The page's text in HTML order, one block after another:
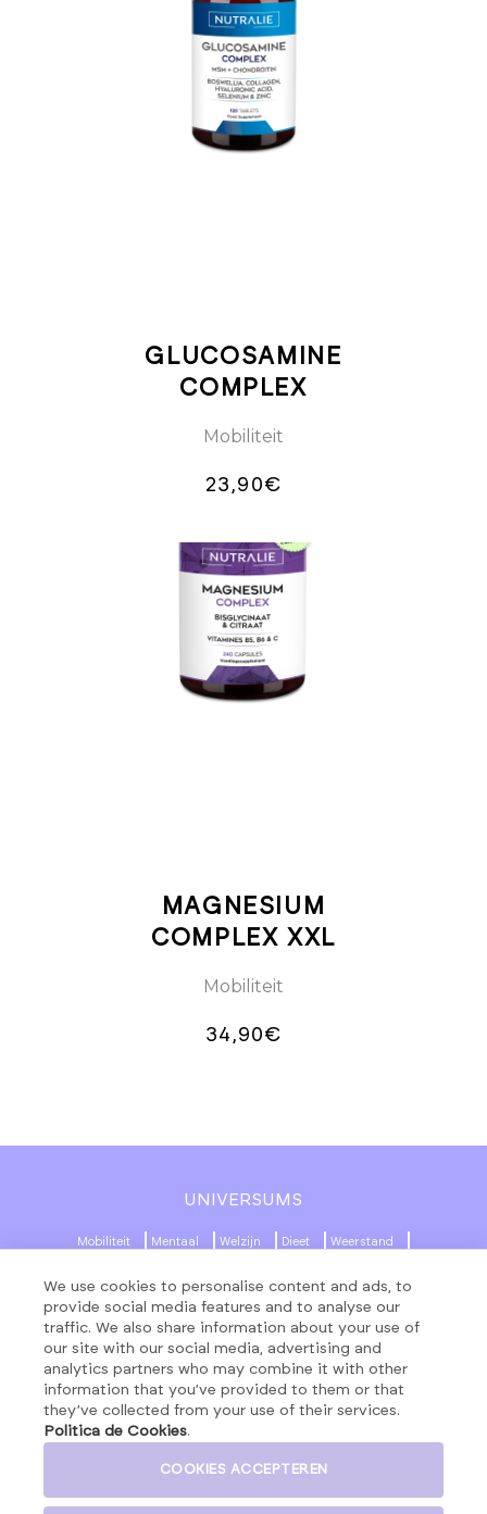
We use cookies to personalise content and ads, to
provide social media features and to analyse our
traffic. We also share information about your use of
our site with our social media, advertising and
analytics partners who may combine it with other
information that you’ve provided to them or that
they’ve collected from your use of their services.
Politica de Cookies.
COOKIES ACCEPTEREN
TOEVOEGEN
AAN
WINKELWAGEN
GLUCOSAMINE
COMPLEX
Mobiliteit
23,90€
TOEVOEGEN
AAN
WINKELWAGEN
MAGNESIUM
COMPLEX XXL
Mobiliteit
34,90€
UNIVERSUMS
Mobiliteit Mentaal Welzijn Dieet Weerstand
MENU
About
Formules
Contact
SOCIALE NETWERKEN